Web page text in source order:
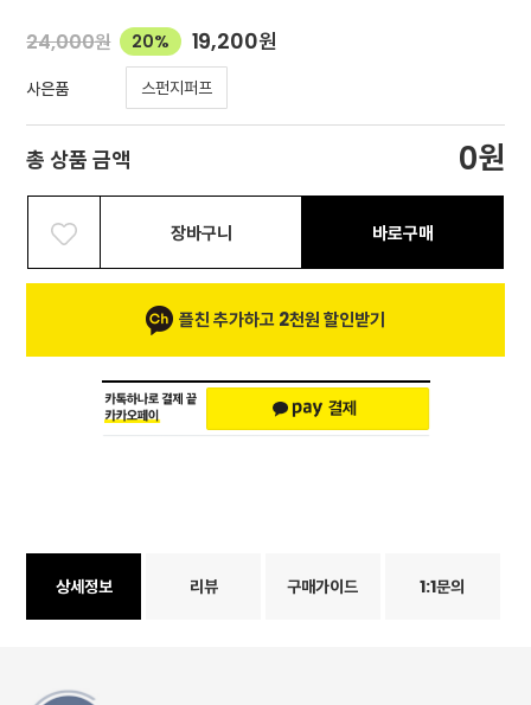
24,000원 20% 19,200원
사은품 스펀지퍼프
총 상품 금액 0원
장바구니 바로구매
플친 추가하고 2천원 할인받기
상세정보 리뷰 구매가이드 1:1문의